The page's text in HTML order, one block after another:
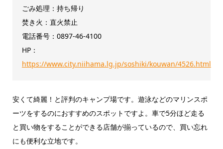
ごみ処理：持ち帰り
焚き火：直火禁止
電話番号：0897-46-4100
HP：
https://www.city.niihama.lg.jp/soshiki/kouwan/4526.html
安くて綺麗！と評判のキャンプ場です。遊泳などのマリンスポ
ーツをするのにおすすめのスポットですよ。車で5分ほど走る
と買い物をすることができる店舗が揃っているので、買い忘れ
にも便利な立地です。